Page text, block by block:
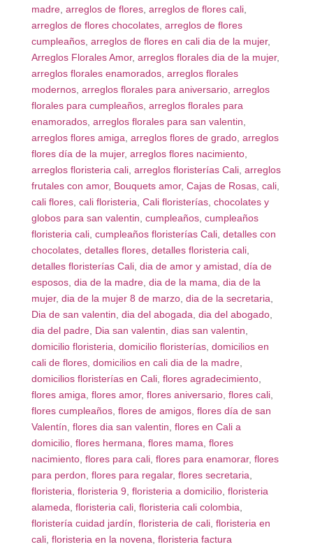
madre, arreglos de flores, arreglos de flores cali,
arreglos de flores chocolates, arreglos de flores
cumpleaños, arreglos de flores en cali dia de la mujer,
Arreglos Florales Amor, arreglos florales dia de la mujer,
arreglos florales enamorados, arreglos florales
modernos, arreglos florales para aniversario, arreglos
florales para cumpleaños, arreglos florales para
enamorados, arreglos florales para san valentin,
arreglos flores amiga, arreglos flores de grado, arreglos
flores día de la mujer, arreglos flores nacimiento,
arreglos floristeria cali, arreglos floristerías Cali, arreglos
frutales con amor, Bouquets amor, Cajas de Rosas, cali,
cali flores, cali floristeria, Cali floristerías, chocolates y
globos para san valentin, cumpleaños, cumpleaños
floristeria cali, cumpleaños floristerías Cali, detalles con
chocolates, detalles flores, detalles floristeria cali,
detalles floristerías Cali, dia de amor y amistad, día de
esposos, dia de la madre, dia de la mama, dia de la
mujer, dia de la mujer 8 de marzo, dia de la secretaria,
Dia de san valentin, dia del abogada, dia del abogado,
dia del padre, Dia san valentin, dias san valentin,
domicilio floristeria, domicilio floristerías, domicilios en
cali de flores, domicilios en cali dia de la madre,
domicilios floristerías en Cali, flores agradecimiento,
flores amiga, flores amor, flores aniversario, flores cali,
flores cumpleaños, flores de amigos, flores día de san
Valentín, flores dia san valentin, flores en Cali a
domicilio, flores hermana, flores mama, flores
nacimiento, flores para cali, flores para enamorar, flores
para perdon, flores para regalar, flores secretaria,
floristeria, floristeria 9, floristeria a domicilio, floristeria
alameda, floristeria cali, floristeria cali colombia,
floristería cuidad jardín, floristeria de cali, floristeria en
cali, floristeria en la novena, floristeria factura